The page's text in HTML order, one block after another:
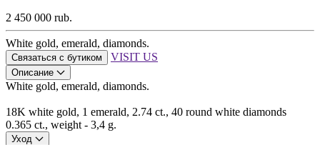
2 450 000 rub.
White gold, emerald, diamonds.
Связаться с бутиком VISIT US
Описание
White gold, emerald, diamonds.
18K white gold, 1 emerald, 2.74 ct., 40 round white diamonds
0.365 ct., weight - 3,4 g.
Уход